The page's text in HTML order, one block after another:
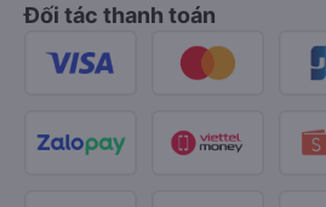
Đối tác thanh toán